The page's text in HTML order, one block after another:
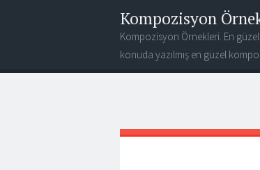
Kompozisyon
Kompozisyon Örnekleri. En
konuda yazılmış en güzel